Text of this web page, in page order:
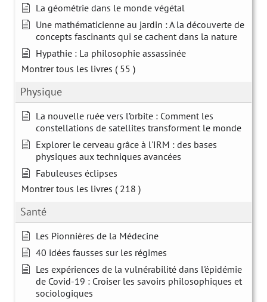
La géométrie dans le monde végétal
Une mathématicienne au jardin : A la découverte de
concepts fascinants qui se cachent dans la nature
Hypathie : La philosophie assassinée
Montrer tous les livres ( 55 )
Physique
La nouvelle ruée vers l’orbite : Comment les
constellations de satellites transforment le monde
Explorer le cerveau grâce à l'IRM : des bases
physiques aux techniques avancées
Fabuleuses éclipses
Montrer tous les livres ( 218 )
Santé
Les Pionnières de la Médecine
40 idées fausses sur les régimes
Les expériences de la vulnérabilité dans l'épidémie
de Covid-19 : Croiser les savoirs philosophiques et
sociologiques